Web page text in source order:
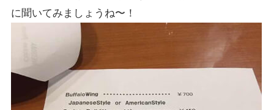
に聞いてみましょうね〜！